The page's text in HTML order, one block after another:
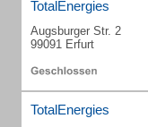
TotalEnergies
Augsburger Str. 2
99091 Erfurt
TotalEnergies